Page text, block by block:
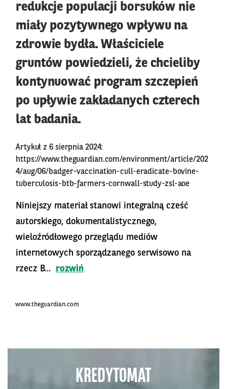
redukcje populacji borsuków nie
miały pozytywnego wpływu na
zdrowie bydła. Właściciele
gruntów powiedzieli, że chcieliby
kontynuować program szczepień
po upływie zakładanych czterech
lat badania.
Artykuł z 6 sierpnia 2024:
https://www.theguardian.com/environment/article/202
4/aug/06/badger-vaccination-cull-eradicate-bovine-
tuberculosis-btb-farmers-cornwall-study-zsl-aoe
Niniejszy materiał stanowi integralną cześć
autorskiego, dokumentalistycznego,
wieloźródłowego przeglądu mediów
internetowych sporządzanego serwisowo na
rzecz B...
rozwiń
www.theguardian.com
KREDYTOMAT